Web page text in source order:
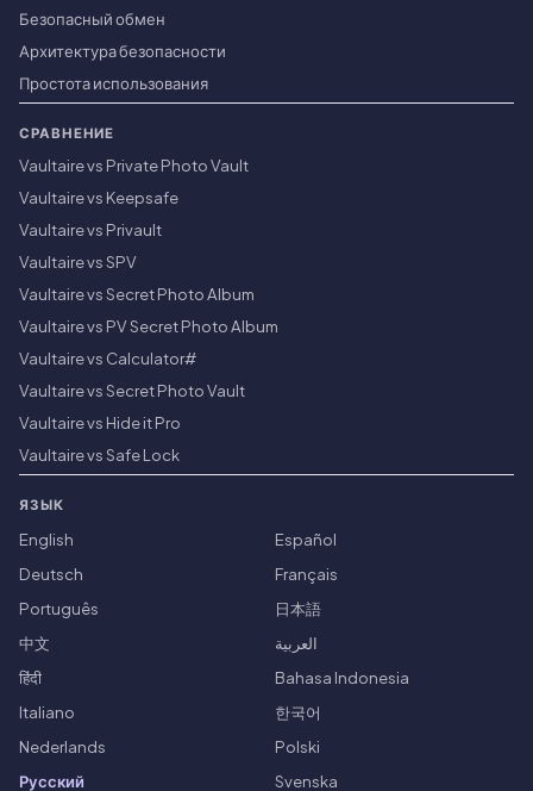
Безопасный обмен
Архитектура безопасности
Простота использования
СРАВНЕНИЕ
Vaultaire vs Private Photo Vault
Vaultaire vs Keepsafe
Vaultaire vs Privault
Vaultaire vs SPV
Vaultaire vs Secret Photo Album
Vaultaire vs PV Secret Photo Album
Vaultaire vs Calculator#
Vaultaire vs Secret Photo Vault
Vaultaire vs Hide it Pro
Vaultaire vs Safe Lock
ЯЗЫК
English
Español
Deutsch
Français
Português
日本語
中文
العربية
हिंदी
Bahasa Indonesia
Italiano
한국어
Nederlands
Polski
Русский
Svenska